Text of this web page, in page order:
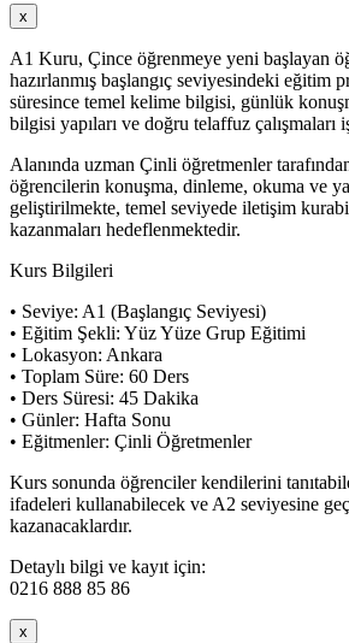
x
A1 Kuru, Çince öğrenmeye yeni başlayan
hazırlanmış başlangıç seviyesindeki eğitim
süresince temel kelime bilgisi, günlük
bilgisi yapıları ve doğru telaffuz çalışmaları
Alanında uzman Çinli öğretmenler
öğrencilerin konuşma, dinleme, okuma ve
geliştirilmekte, temel seviyede iletişim
kazanmaları hedeflenmektedir.
Kurs Bilgileri
• Seviye: A1 (Başlangıç Seviyesi)
• Eğitim Şekli: Yüz Yüze Grup Eğitimi
• Lokasyon: Ankara
• Toplam Süre: 60 Ders
• Ders Süresi: 45 Dakika
• Günler: Hafta Sonu
• Eğitmenler: Çinli Öğretmenler
Kurs sonunda öğrenciler kendilerini
ifadeleri kullanabilecek ve A2 seviyesine
kazanacaklardır.
Detaylı bilgi ve kayıt için:
0216 888 85 86
x